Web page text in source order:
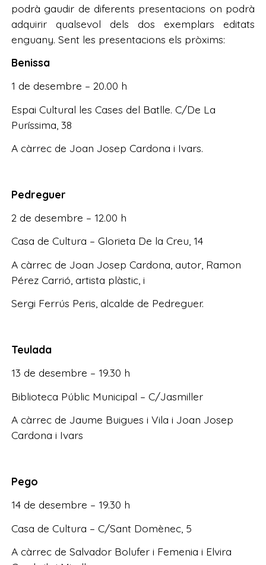
podrà gaudir de diferents presentacions on podrà
adquirir qualsevol dels dos exemplars editats
enguany. Sent les presentacions els pròxims:
Benissa
1 de desembre – 20.00 h
Espai Cultural les Cases del Batlle. C/De La
Puríssima, 38
A càrrec de Joan Josep Cardona i Ivars.
Pedreguer
2 de desembre – 12.00 h
Casa de Cultura – Glorieta De la Creu, 14
A càrrec de Joan Josep Cardona, autor, Ramon
Pérez Carrió, artista plàstic, i
Sergi Ferrús Peris, alcalde de Pedreguer.
Teulada
13 de desembre – 19.30 h
Biblioteca Públic Municipal – C/Jasmiller
A càrrec de Jaume Buigues i Vila i Joan Josep
Cardona i Ivars
Pego
14 de desembre – 19.30 h
Casa de Cultura – C/Sant Domènec, 5
A càrrec de Salvador Bolufer i Femenia i Elvira